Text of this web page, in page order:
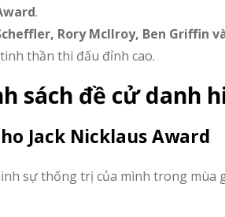
.
Rory McIlroy, Ben Griffin
thần thi đấu đỉnh cao.
sách đề cử danh
Jack Nicklaus Award
sự thống trị của mình trong mùa